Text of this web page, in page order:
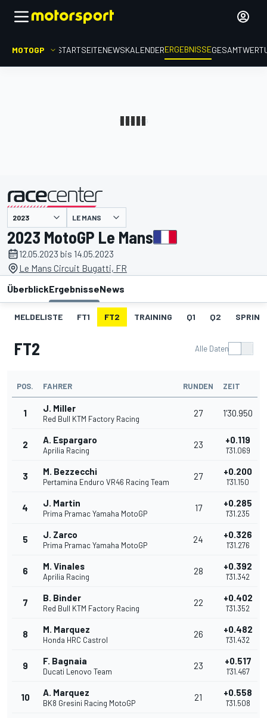
MOTOGP STARTSEITENEWSKALENDERERGEBNISSE
LE MANS
2023 MotoGP Le Mans
12.05.2023 bis 14.05.2023
Le Mans Circuit Bugatti, FR
ÜberblickErgebnisseNews
MELDELISTE FT1 FT2 TRAINING Q1 Q2 SPRINT
FT2 Alle Daten
POS. FAHRER RUNDEN ZEIT
1 J. Miller
Red Bull KTM Factory Racing
27 1'30.950
2 A. Espargaro
Aprilia Racing
23 +0.119
1'31.069
3 M. Bezzecchi
Pertamina Enduro VR46 Racing Team
27 +0.200
1'31.150
4 J. Martin
Prima Pramac Yamaha MotoGP
17 +0.285
1'31.235
5 J. Zarco
Prima Pramac Yamaha MotoGP
24 +0.326
1'31.276
6 M. Vinales
Aprilia Racing
28 +0.392
1'31.342
7 B. Binder
Red Bull KTM Factory Racing
22 +0.402
1'31.352
8 M. Marquez
Honda HRC Castrol
26 +0.482
1'31.432
9 F. Bagnaia
Ducati Lenovo Team
23 +0.517
1'31.467
10 A. Marquez
BK8 Gresini Racing MotoGP
21 +0.558
1'31.508